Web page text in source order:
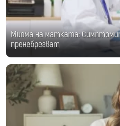
Миома на матката:
пренебрегват